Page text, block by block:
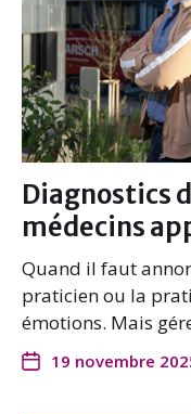
Diagnostics
médecins
Quand il faut
praticien ou la
émotions. Mais
19 novembre